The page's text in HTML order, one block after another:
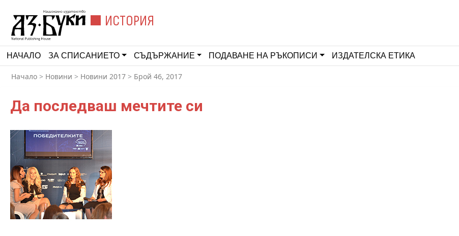
ИСТОРИЯ
НАЧАЛО ЗА СПИСАНИЕТО СЪДЪРЖАНИЕ ПОДАВАНЕ НА РЪКОПИСИ ИЗДАТЕЛСКА ЕТИКА
Начало > Новини > Новини 2017 > Брой 46, 2017
Да последваш мечтите си